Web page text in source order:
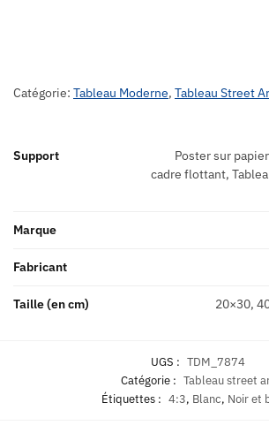
Catégorie: Tableau Moderne, Tableau Street
Support
Poster sur
cadre flottant,
Marque
Fabricant
Taille (en cm) 20×30,
UGS : TDM_7874
Catégorie : Tableau street
Étiquettes : 4:3, Blanc, Noir et